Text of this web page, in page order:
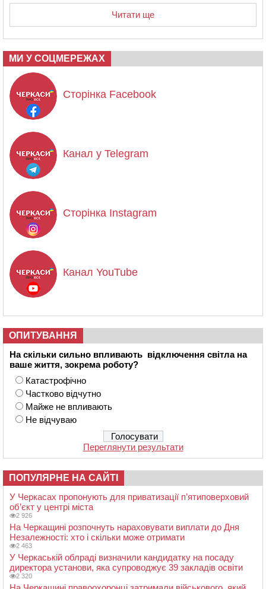
Читати ще
МИ У СОЦМЕРЕЖАХ
Сторінка Facebook
Канал у Telegram
Сторінка Instagram
Канал YouTube
ОПИТУВАННЯ
На скільки сильно впливають відключення світла на
ваше життя, зокрема роботу?
Катастрофічно
Частково відчутно
Майже не впливають
Не відчуваю
Переглянути результати
ПОПУЛЯРНЕ НА САЙТІ
У Черкасах пропонують для приватизації п’ятиповерховий
об’єкт у центрі міста
2 926
На Черкащині розпочнуть нараховувати виплати до Дня
Незалежності: хто і скільки може отримати
2 463
У Черкаській облраді визначили кандидатку на посаду
директора установи, яка супроводжує 39 закладів освіти
2 320